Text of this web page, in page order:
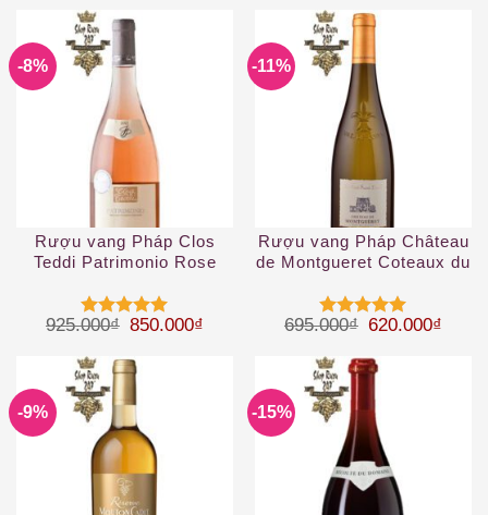
sao
45 sao
-8%
Rượu vang Pháp Clos
Teddi Patrimonio Rose
Được xếp
sao
925.000₫ Giá gốc là: 925.000₫.
850.000₫ Giá hiện tại là: 850.000₫.
-11%
Rượu vang Pháp Château
de Montgueret Coteaux du
Được xếp
sao
695.000₫ Giá gốc là:
620.000₫
-9% -15%